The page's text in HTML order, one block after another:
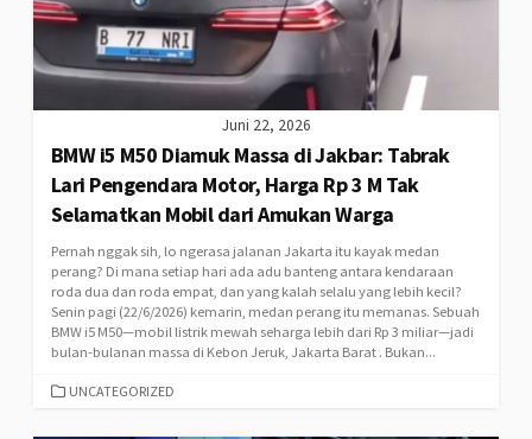
Juni 22, 2026
BMW i5 M50 Diamuk Massa di Jakbar: Tabrak
Lari Pengendara Motor, Harga Rp 3 M Tak
Selamatkan Mobil dari Amukan Warga
Pernah nggak sih, lo ngerasa jalanan Jakarta itu kayak medan
perang? Di mana setiap hari ada adu banteng antara kendaraan
roda dua dan roda empat, dan yang kalah selalu yang lebih kecil?
Senin pagi (22/6/2026) kemarin, medan perang itu memanas. Sebuah
BMW i5 M50—mobil listrik mewah seharga lebih dari Rp 3 miliar—jadi
bulan-bulanan massa di Kebon Jeruk, Jakarta Barat . Bukan...
CATEGORIES
UNCATEGORIZED